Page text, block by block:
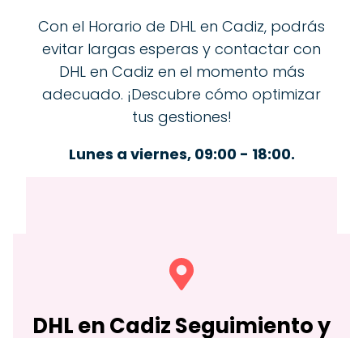
Con el Horario de DHL en Cadiz, podrás
evitar largas esperas y contactar con
DHL en Cadiz en el momento más
adecuado. ¡Descubre cómo optimizar
tus gestiones!
Lunes a viernes, 09:00 - 18:00.
DHL enCadizSeguimiento y